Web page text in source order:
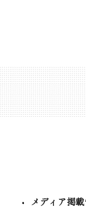
メディア掲